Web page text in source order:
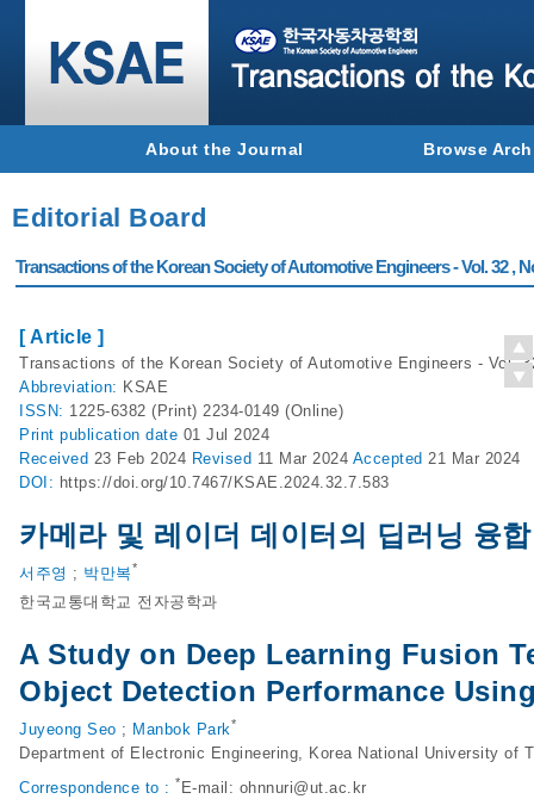
About the Journal Browse
Editorial Board
Transactions of the Korean Society of Automotive Engineers - Vol. 32 ,
[ Article ]
Transactions of the Korean Society of Automotive Engineers - Vol.
Abbreviation: KSAE
ISSN: 1225-6382 (Print) 2234-0149 (Online)
Print publication date 01 Jul 2024
Received 23 Feb 2024 Revised 11 Mar 2024 Accepted 21 Mar 2024
DOI: https://doi.org/10.7467/KSAE.2024.32.7.583
카메라 및 레이더 데이터의 딥러닝 융
서주영 ; 박만복*
한국교통대학교 전자공학과
A Study on Deep Learning Fusion
Object Detection Performance
Juyeong Seo ; Manbok Park*
Department of Electronic Engineering, Korea National University of
Correspondence to : * E-mail: ohnnuri@ut.ac.kr